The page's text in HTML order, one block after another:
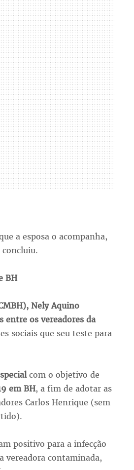
a esposa o acompanha,
BH
Nely Aquino
entre os vereadores da
sociais que seu teste para
com o objetivo de
em BH, a fim de adotar as
Carlos Henrique (sem
positivo para a infecção
vereadora contaminada,